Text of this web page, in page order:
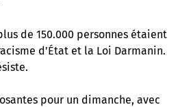
de 150.000 personnes étaient
d’État et la Loi Darmanin.
pour un dimanche, avec